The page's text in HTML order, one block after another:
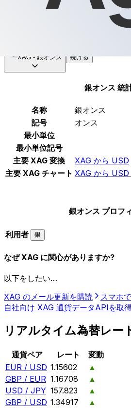
ンバーターを掲載しています。
通貨を選択してくださ
XAG - 銀オンス 続ける
銀オンス 統
名称
銀オンス
記号
オンス
最小単位
最小単位記号
主要 XAG 変換
XAG から USD
主要 XAG チャート XAG から USD
銀オンス プロフ
利用者 銀
なぜ XAG に関心がありますか?
以下をしたい…
XAG のメール更新を購読
スマホ
自社向け XAG 通貨データAPIを取
リアルタイム為替レー
通貨ペア レート
変動
EUR / USD 1.15602
▲
GBP / EUR 1.16708
▲
USD / JPY 157.823
▲
GBP / USD 1.34917
▲